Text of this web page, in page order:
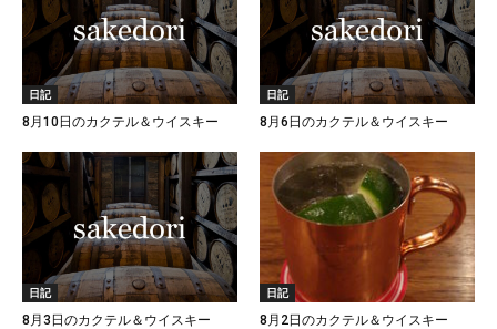
日記
8月10日のカクテル＆ウイスキー
日記
8月6日のカクテル＆ウイスキー
日記
8月3日のカクテル＆ウイスキー
日記
8月2日のカクテル＆ウイスキー